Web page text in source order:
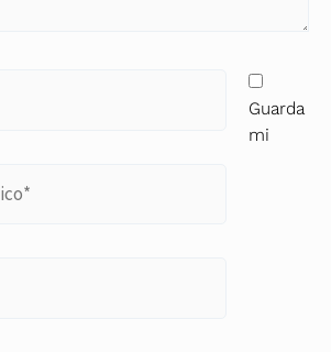
Guarda
mi